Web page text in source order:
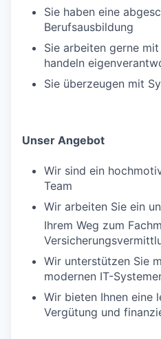
Sie haben eine
Berufsausbildung
Sie arbeiten gerne
handeln
Sie überzeugen mit
Unser Angebot
Wir sind ein
Team
Wir arbeiten Sie ein
Ihrem Weg zum
Wir unterstützen Sie
modernen IT-
Wir bieten Ihnen eine
Vergütung und